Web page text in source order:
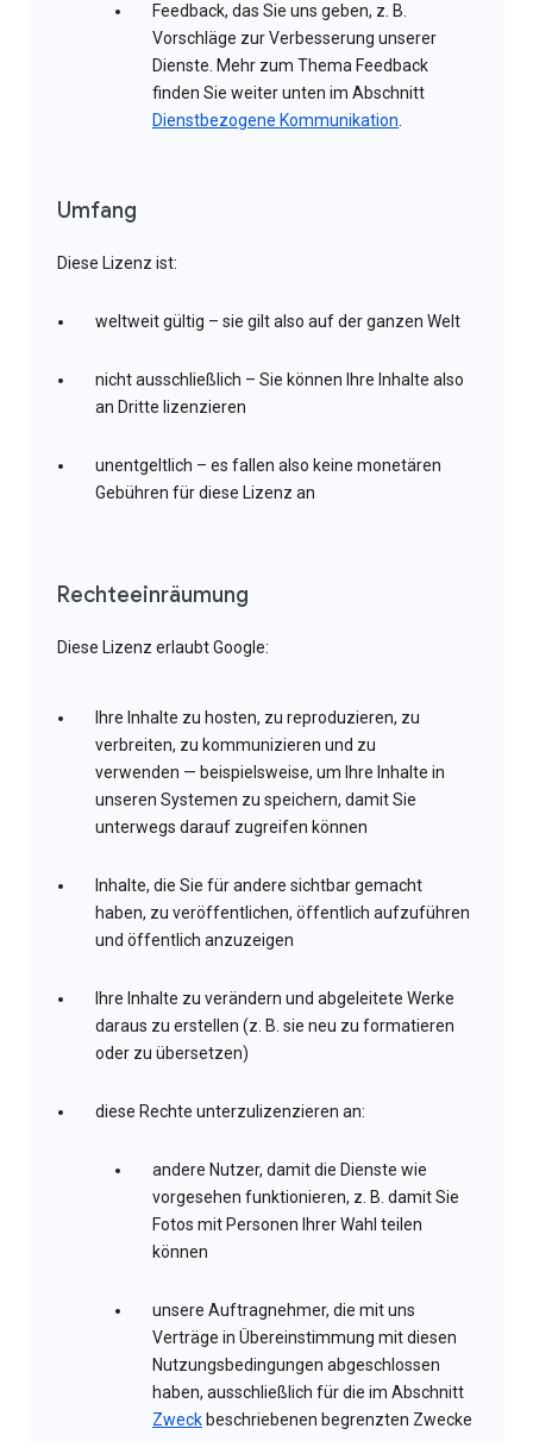
Feedback, das Sie uns geben, z. B.
Vorschläge zur Verbesserung unserer
Dienste. Mehr zum Thema Feedback
finden Sie weiter unten im Abschnitt
Dienstbezogene Kommunikation.
Umfang
Diese Lizenz ist:
weltweit gültig – sie gilt also auf der ganzen Welt
nicht ausschließlich – Sie können Ihre Inhalte also
an Dritte lizenzieren
unentgeltlich – es fallen also keine monetären
Gebühren für diese Lizenz an
Rechteeinräumung
Diese Lizenz erlaubt Google:
Ihre Inhalte zu hosten, zu reproduzieren, zu
verbreiten, zu kommunizieren und zu
verwenden — beispielsweise, um Ihre Inhalte in
unseren Systemen zu speichern, damit Sie
unterwegs darauf zugreifen können
Inhalte, die Sie für andere sichtbar gemacht
haben, zu veröffentlichen, öffentlich aufzuführen
und öffentlich anzuzeigen
Ihre Inhalte zu verändern und abgeleitete Werke
daraus zu erstellen (z. B. sie neu zu formatieren
oder zu übersetzen)
diese Rechte unterzulizenzieren an:
andere Nutzer, damit die Dienste wie
vorgesehen funktionieren, z. B. damit Sie
Fotos mit Personen Ihrer Wahl teilen
können
unsere Auftragnehmer, die mit uns
Verträge in Übereinstimmung mit diesen
Nutzungsbedingungen abgeschlossen
haben, ausschließlich für die im Abschnitt
Zweck beschriebenen begrenzten Zwecke